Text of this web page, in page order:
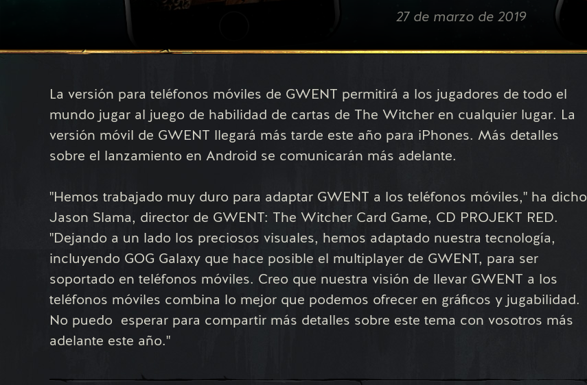
27 de marzo de 2019
La versión para teléfonos móviles de GWENT permitirá a los jugadores de todo el
mundo jugar al juego de habilidad de cartas de The Witcher en cualquier lugar. La
versión móvil de GWENT llegará más tarde este año para iPhones. Más detalles
sobre el lanzamiento en Android se comunicarán más adelante.
"Hemos trabajado muy duro para adaptar GWENT a los teléfonos móviles," ha dicho
Jason Slama, director de GWENT: The Witcher Card Game, CD PROJEKT RED.
"Dejando a un lado los preciosos visuales, hemos adaptado nuestra tecnología,
incluyendo GOG Galaxy que hace posible el multiplayer de GWENT, para ser
soportado en teléfonos móviles. Creo que nuestra visión de llevar GWENT a los
teléfonos móviles combina lo mejor que podemos ofrecer en gráficos y jugabilidad.
No puedo esperar para compartir más detalles sobre este tema con vosotros más
adelante este año."